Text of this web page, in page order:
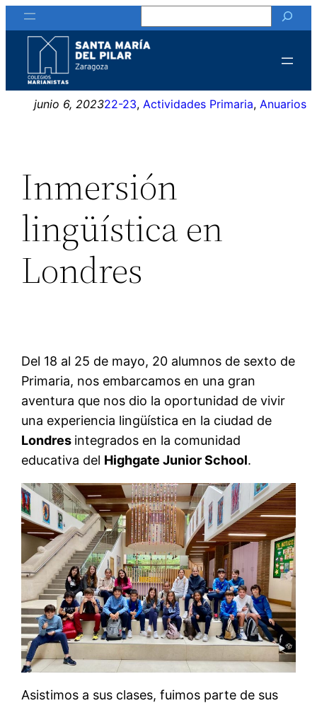
Saltar
al
contenido
junio 6, 202322-23, Actividades Primaria, Anuarios
Inmersión
lingüística en
Londres
Del 18 al 25 de mayo, 20 alumnos de sexto de
Primaria, nos embarcamos en una gran
aventura que nos dio la oportunidad de vivir
una experiencia lingüística en la ciudad de
Londres integrados en la comunidad
educativa del Highgate Junior School.
Asistimos a sus clases, fuimos parte de sus